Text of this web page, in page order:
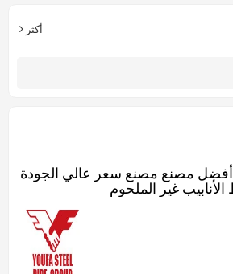
أكثر
تيانجين YF GROUP أفضل مصنع مصنع سعر عالي الجودة